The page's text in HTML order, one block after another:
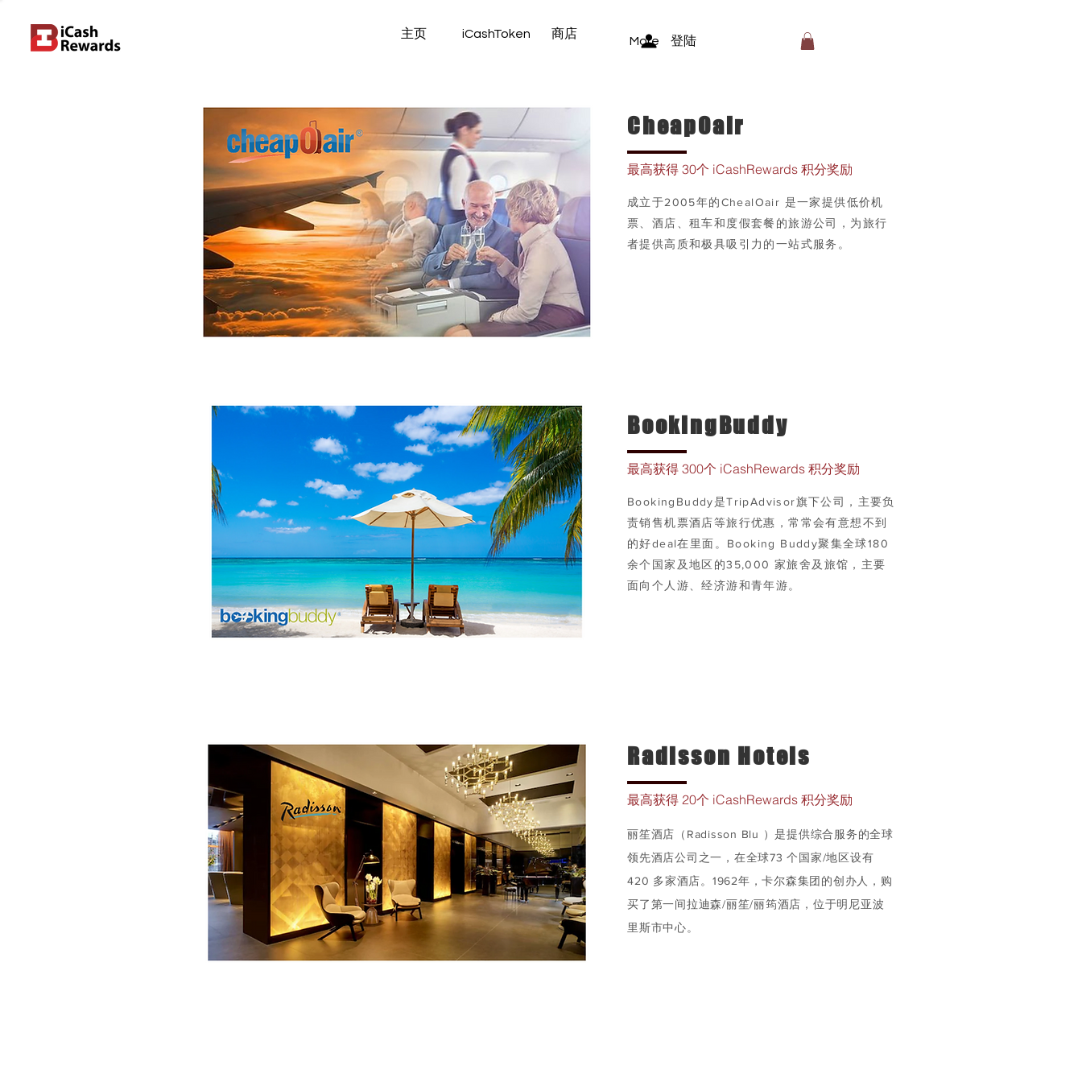
主页 iCashToken 商店
More 登陆
CheapOair
最高获得 30个 iCashRewards 积分奖励
成立于2005年的ChealOair 是一家提供低价机
票、酒店、租车和度假套餐的旅游公司，为旅行
者提供高质和极具吸引力的一站式服务。
BookingBuddy
最高获得 300个 iCashRewards 积分奖励
BookingBuddy是TripAdvisor旗下公司，主要负
责销售机票酒店等旅行优惠，常常会有意想不到
的好deal在里面。Booking Buddy聚集全球180
余个国家及地区的35,000 家旅舍及旅馆，主要
面向个人游、经济游和青年游。
Radisson Hotels
最高获得 20个 iCashRewards 积分奖励
丽笙酒店（Radisson Blu ）是提供综合服务的全球
领先酒店公司之一，在全球73 个国家/地区设有
420 多家酒店。1962年，卡尔森集团的创办人，购
买了第一间拉迪森/丽笙/丽筠酒店，位于明尼亚波
里斯市中心。